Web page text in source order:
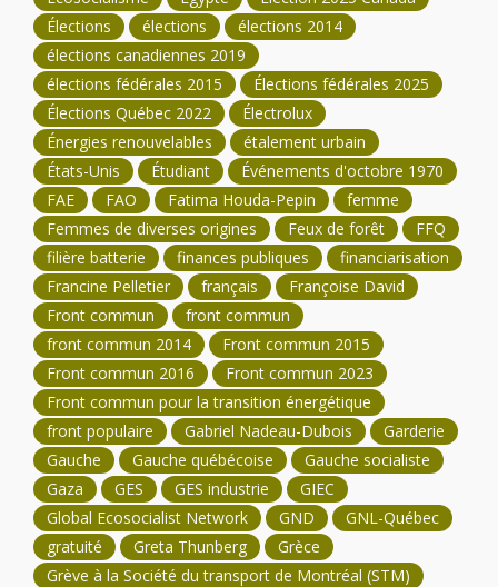
Élections
élections
élections 2014
élections canadiennes 2019
élections fédérales 2015
Élections fédérales 2025
Élections Québec 2022
Électrolux
Énergies renouvelables
étalement urbain
États-Unis
Étudiant
Événements d'octobre 1970
FAE
FAO Fatima Houda-Pepin
femme
Femmes de diverses origines
Feux de forêt
FFQ
filière batterie
finances publiques
financiarisation
Francine Pelletier
français
Françoise David
Front commun
front commun
front commun 2014
Front commun 2015
Front commun 2016
Front commun 2023
Front commun pour la transition énergétique
front populaire
Gabriel Nadeau-Dubois
Garderie
Gauche
Gauche québécoise
Gauche socialiste
Gaza
GES GES industrie
GIEC
Global Ecosocialist Network
GND
GNL-Québec
gratuité
Greta Thunberg
Grèce
Grève à la Société du transport de Montréal (STM)